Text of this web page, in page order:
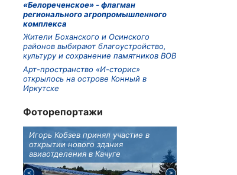
«Белореченское» - флагман
регионального агропромышленного
комплекса
Жители Боханского и Осинского
районов выбирают благоустройство,
культуру и сохранение памятников ВОВ
Арт-пространство «И-сторис»
открылось на острове Конный в
Иркутске
Фоторепортажи
Игорь Кобзев принял участие в
открытии нового здания
авиаотделения в Качуге